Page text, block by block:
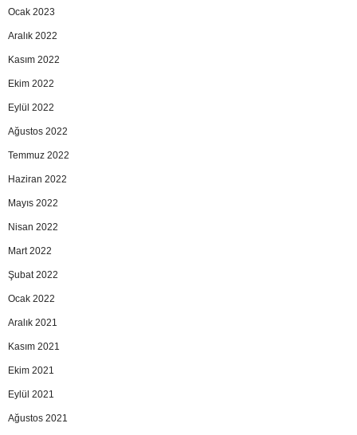
Ocak 2023
Aralık 2022
Kasım 2022
Ekim 2022
Eylül 2022
Ağustos 2022
Temmuz 2022
Haziran 2022
Mayıs 2022
Nisan 2022
Mart 2022
Şubat 2022
Ocak 2022
Aralık 2021
Kasım 2021
Ekim 2021
Eylül 2021
Ağustos 2021